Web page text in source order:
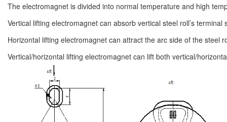
The electromagnet is divided into normal temperature and high
Vertical lifting electromagnet can absorb vertical steel roll’s
Horizontal lifting electromagnet can attract the arc side of the steel
Vertical/horizontal lifting electromagnet can lift both vertical/